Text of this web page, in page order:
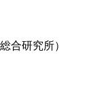
合研究所）